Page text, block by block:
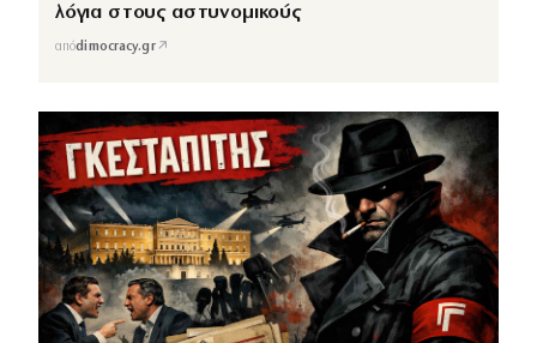
λόγια στους αστυνομικούς
απόdimocracy.gr↗